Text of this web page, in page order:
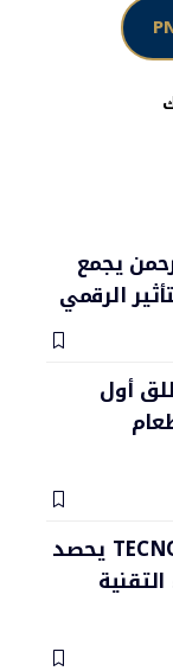
يجمع
الرقمي
أول
هاتف TECNO POVA 8 Pro 5G يحصد